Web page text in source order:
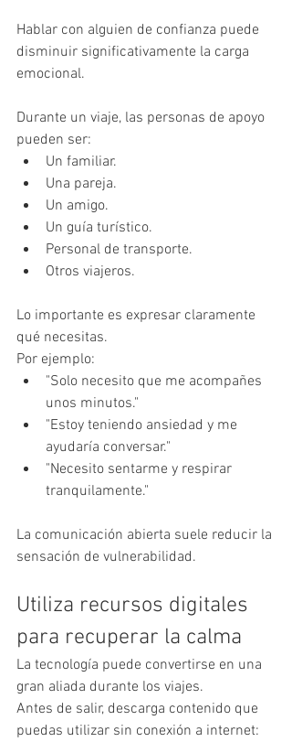
Hablar con alguien de confianza puede
disminuir significativamente la carga
emocional.
Durante un viaje, las personas de apoyo
pueden ser:
Un familiar.
Una pareja.
Un amigo.
Un guía turístico.
Personal de transporte.
Otros viajeros.
Lo importante es expresar claramente
qué necesitas.
Por ejemplo:
"Solo necesito que me acompañes
unos minutos."
"Estoy teniendo ansiedad y me
ayudaría conversar."
"Necesito sentarme y respirar
tranquilamente."
La comunicación abierta suele reducir la
sensación de vulnerabilidad.
Utiliza recursos digitales
para recuperar la calma
La tecnología puede convertirse en una
gran aliada durante los viajes.
Antes de salir, descarga contenido que
puedas utilizar sin conexión a internet: